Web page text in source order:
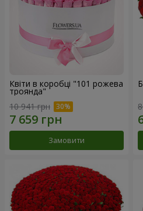
Квіти в коробці "101 рожева
троянда"
10 941 грн
Замовити